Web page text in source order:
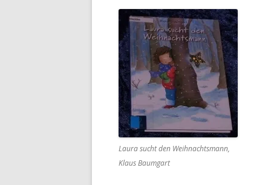
Laura sucht den Weihnachtsmann,
Klaus Baumgart